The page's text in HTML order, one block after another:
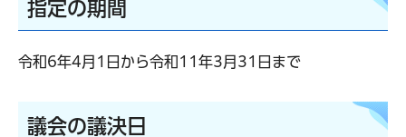
指定の期間
令和6年4月1日から令和11年3月31日まで
議会の議決日